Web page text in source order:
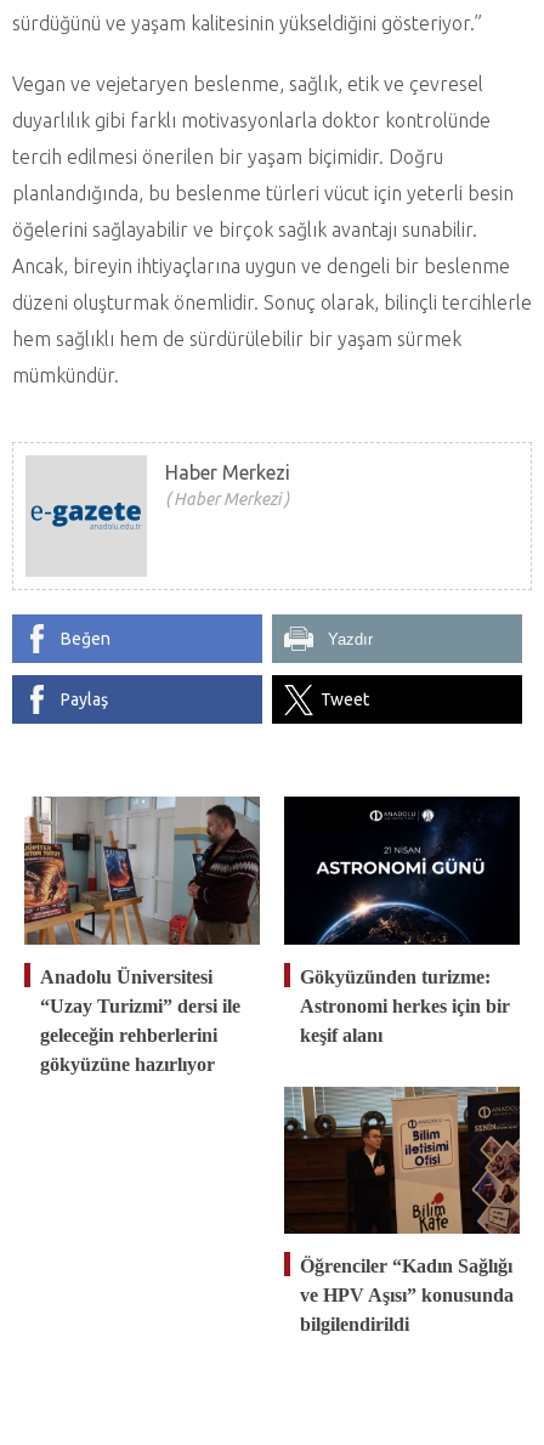
sürdüğünü ve yaşam kalitesinin yükseldiğini gösteriyor.”
Vegan ve vejetaryen beslenme, sağlık, etik ve çevresel
duyarlılık gibi farklı motivasyonlarla doktor kontrolünde
tercih edilmesi önerilen bir yaşam biçimidir. Doğru
planlandığında, bu beslenme türleri vücut için yeterli besin
öğelerini sağlayabilir ve birçok sağlık avantajı sunabilir.
Ancak, bireyin ihtiyaçlarına uygun ve dengeli bir beslenme
düzeni oluşturmak önemlidir. Sonuç olarak, bilinçli tercihlerle
hem sağlıklı hem de sürdürülebilir bir yaşam sürmek
mümkündür.
Haber Merkezi
Haber Merkezi
Beğen Yazdır
Paylaş Tweet
Anadolu Üniversitesi
“Uzay Turizmi” dersi ile
geleceğin rehberlerini
gökyüzüne hazırlıyor
Gökyüzünden turizme:
Astronomi herkes için bir
keşif alanı
Öğrenciler “Kadın Sağlığı
ve HPV Aşısı” konusunda
bilgilendirildi